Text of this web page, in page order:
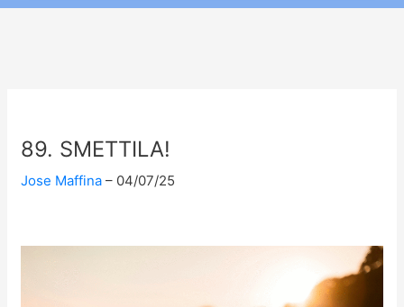
89. SMETTILA!
Jose Maffina 04/07/25